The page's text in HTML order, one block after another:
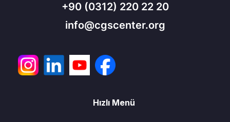
+90 (0312) 220 22 20
info@cgscenter.org
Hızlı Menü